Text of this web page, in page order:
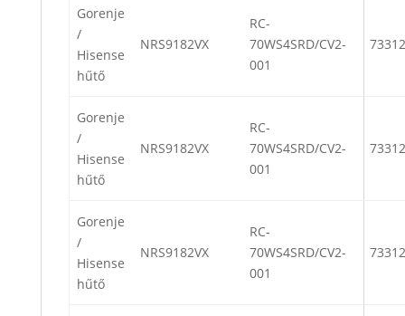
Gorenje
/
Hisense
hűtő
NRS9182VX
RC-
70WS4SRD/CV2-
001
Gorenje
/
Hisense
hűtő
NRS9182VX
RC-
70WS4SRD/CV2-
001
Gorenje
/
Hisense
hűtő
NRS9182VX
RC-
70WS4SRD/CV2-
001